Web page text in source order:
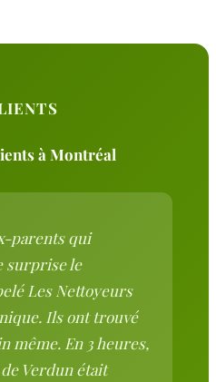
à Montréal
parents qui
surprise le
Les Nettoyeurs
Ils ont trouvé
même. En 3 heures,
Verdun était